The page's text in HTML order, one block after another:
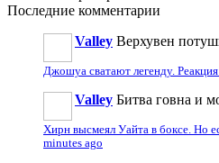
Последние комментарии
Valley Верхувен
Джошуа сватают легенду.
Valley Битва говна и
Хирн высмеял Уайта в боксе. Но
minutes ago